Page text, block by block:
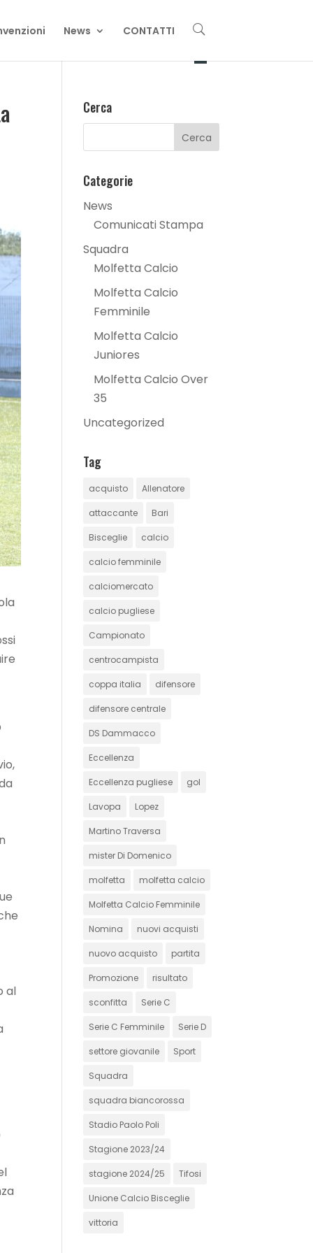
News CONTATTI U
al
Cerca
Categorie
News
Comunicati Stampa
Squadra
Molfetta Calcio
Molfetta Calcio
Femminile
Molfetta Calcio
Juniores
Molfetta Calcio Over
35
Uncategorized
Tag
acquisto Allenatore
attaccante Bari
Bisceglie calcio
calcio femminile
calciomercato
calcio pugliese
Campionato
centrocampista
coppa italia difensore
difensore centrale
DS Dammacco
Eccellenza
Eccellenza pugliese gol
Lavopa Lopez
Martino Traversa
mister Di Domenico
molfetta molfetta calcio
Molfetta Calcio Femminile
Nomina nuovi acquisti
nuovo acquisto partita
Promozione risultato
sconfitta Serie C
Serie C Femminile Serie D
settore giovanile Sport
Squadra
squadra biancorossa
Stadio Paolo Poli
Stagione 2023/24
stagione 2024/25 Tifosi
Unione Calcio Bisceglie
vittoria